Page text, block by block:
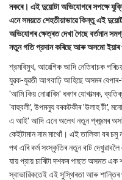
নকৰে। এই দুয়োটা অভিযোগৰে সপক্ষে
এনে সময়তে শেহতীয়াভাৱে কিন্তু এই
অভিযোগৰ ক্ষেত্ৰত দেখা গৈছে বর্তমান
নতুন গতি প্রদান কৰিছে আৰু অসমো
শ্রমবিমুখ, আৱেগিক আদি নেতিবাচক
যুৱক-যুৱতী আগবাঢ়ি আহিছে অসমৰ
'আমি কিয় নোৱাৰিম' ধৰণৰ যোগাত্মক,
'বাহুবলী', উপমন্যু বৰকটকীৰ 'উলাহ টী',
এ আই' আদি এনে অলেখ নতুন প্ৰজন্মৰ
কেইটামান নাম মাথোঁ। এই তালিকা বৰ
পথ এৰি কৰ্ম সংস্কৃতিৰ নতুন বাট
যায় প্রায় চাৰিটা দশকৰ পাছত অসমত এক
স্বাভাৱিকতেই এই সুস্থিৰতা আৰু শান্তিৰ